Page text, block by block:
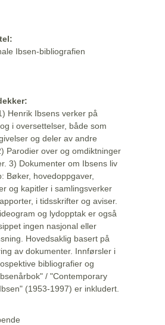
Ibsen-bibliografien
Henrik Ibsens verker på
i oversettelser, både som
og deler av andre
Parodier over og omdiktninger
3) Dokumenter om Ibsens liv
Bøker, hovedoppgaver,
og kapitler i samlingsverker
i tidsskrifter og aviser.
og lydopptak er også
ingen nasjonal eller
Hovedsaklig basert på
av dokumenter. Innførsler i
bibliografier og
/ "Contemporary
(1953-1997) er inkludert.